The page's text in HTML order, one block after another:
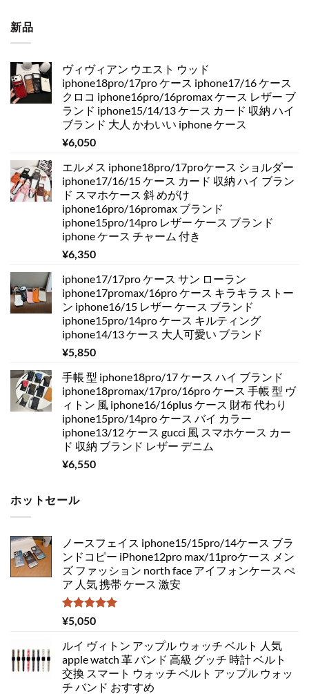
新品
ヴィヴィアン ウエスト ウッド
iphone18pro/17pro ケース iphone17/16 ケース
クロコ iphone16pro/16promax ケース レザー ブ
ランド iphone15/14/13 ケース カード 収納 ハイ
ブランド 大人 かわいい iphone ケース
¥6,050
エルメス iphone18pro/17proケース ショルダー
iphone17/16/15 ケース カード 収納 ハイ ブラン
ド スマホケース 斜 めがけ
iphone16pro/16promax ブランド
iphone15pro/14pro レザー ケース ブランド
iphone ケース チャーム 付き
¥6,350
iphone17/17pro ケース サン ローラン
iphone17promax/16pro ケース キラキラ ストー
ン iphone16/15 レザー ケース ブランド
iphone15pro/14pro ケース キルティング
iphone14/13 ケース 大人可愛い ブランド
¥5,850
手帳 型 iphone18pro/17 ケース ハイ ブランド
iphone18promax/17pro/16pro ケース 手帳 型 ヴ
ィトン 風 iphone16/16plus ケース 財布 代わり
iphone15pro/14pro ケース バイ カラー
iphone13/12 ケース gucci 風 スマホケース カー
ド 収納 ブランド レザー デニム
¥6,550
ホットセール
ノースフェイス iphone15/15pro/14ケース ブラ
ンドコピー iPhone12pro max/11proケース メン
ズ ファッション north face アイフォンケース ぺ
ア 人気 携帯 ケース 激安
5段階中
5.00
¥5,050
ルイ ヴィトン アップル ウォッチ ベルト 人気
apple watch 革 バンド 高級 グッチ 時計 ベルト
交換 スマート ウォッチ ベルト アップル ウォッ
チ バンド おすすめ